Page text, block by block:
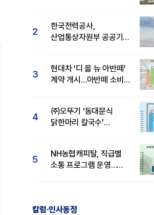
2
한국전력공사,
산업통상자원부 공공기관
3
현대차 ‘디 올 뉴 아반떼’
계약 개시…아반떼 소비자
4
㈜오뚜기 ‘동대문식
닭한마리 칼국수’
5
NH농협캐피탈, 직급별
소통 프로그램 운영…
칼럼·인사동정